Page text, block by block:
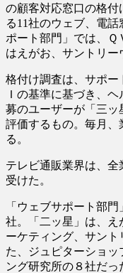
の顧客対応窓口の格
る11社のウェブ、電
ポート部門」では、
はえがお、サントリー
格付け調査は、サポー
Ｉの基準に基づき、
募のユーザーが「三
評価するもの。毎月
る。
テレビ通販業界は、
受けた。
「ウェブサポート部
社。「二ッ星」は、
ーケティング、サン
た、ジュピターショ
ング研究所の８社だ